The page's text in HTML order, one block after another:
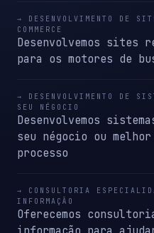
→ DESENVOLVIMENTO DE
COMMERCE
Desenvolvemos sites
para os motores de
→ DESENVOLVIMENTO DE
SEU NÉGOCIO
Desenvolvemos
seu négocio ou
processo
→ CONSULTORIA
INFORMAÇÃO
Oferecemos